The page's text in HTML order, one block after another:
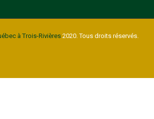
à Trois-Rivières2020. Tous droits réservés.